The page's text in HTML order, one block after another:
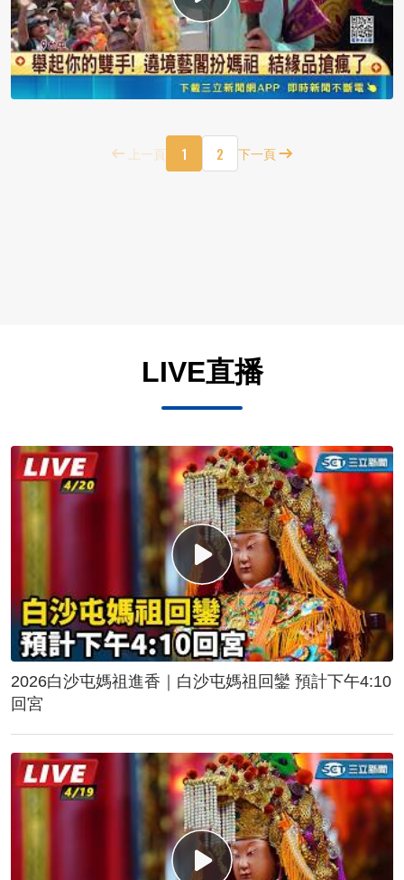
上一頁 1 2 下一頁
LIVE直播
2026白沙屯媽祖進香｜白沙屯媽祖回鑾 預計下午4:10
回宮